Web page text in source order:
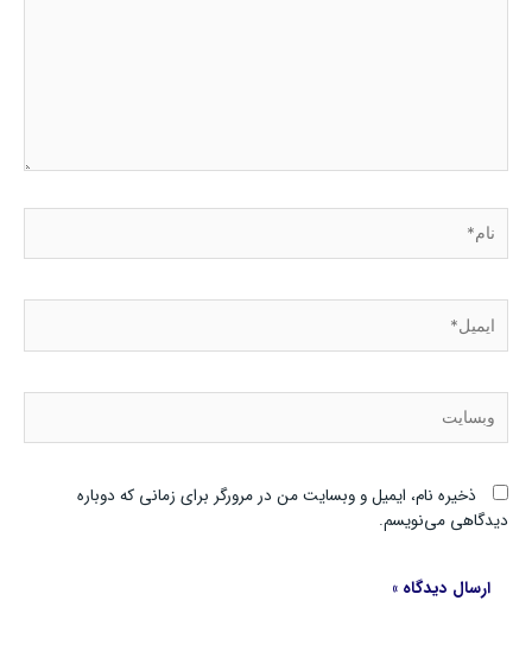
ذخیره نام، ایمیل و وبسایت من در مرورگر برای زمانی که دوباره
دیدگاهی می‌نویسم.